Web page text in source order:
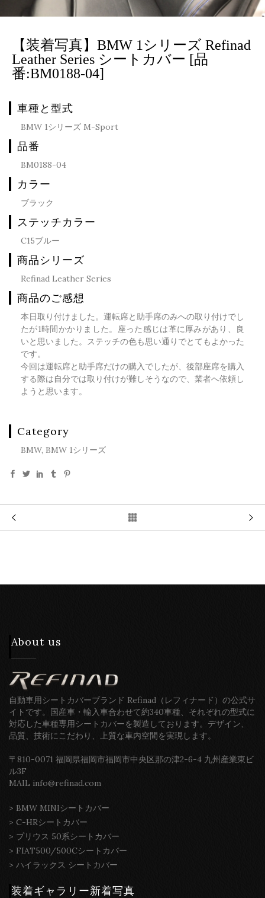
【装着写真】BMW 1シリーズ Refinad
Leather Series シートカバー [品
番:BM0188-04]
車種と型式
BMW 1シリーズ M-Sport
品番
BM0188-04
カラー
ブラック
ステッチカラー
C15ブルー
商品シリーズ
Refinad Leather Series
商品のご感想
本日取り付けました。運転席と助手席のみへの取り付けでし
たが1時間かかりました。座った感じは革に厚みがあり、良
いと思いました。ステッチの色も思い通りでとてもよかった
です。
今回は運転席と助手席だけの購入でしたが、後部座席を購入
する際は自分では取り付けが難しそうなので、業者へ依頼し
ようと思います。
Category
BMW, BMW 1シリーズ
About us
自動車用シートカバーブランド Refinad（レフィナード）の公式サ
イトです。国産車・輸入車合わせて約340車種、それぞれの型式に
対応した車種専用シートカバーを製造しております。デザイン、
品質、技術にこだわり、上質な車内空間を実現します。
〒810-0071 福岡県福岡市福岡市中央区那の津2-6-4 九州産業東ビ
ル3F
MAIL info@refinad.com
> BMW MINIシートカバー
> C-HRシートカバー
> プリウス 50系シートカバー
> FIAT500/500Cシートカバー
> ハイラックス シートカバー
装着ギャラリー新着写真